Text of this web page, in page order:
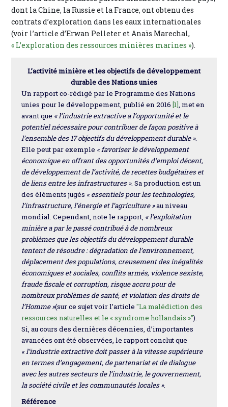
dont la Chine, la Russie et la France, ont obtenu des
contrats d’exploration dans les eaux internationales
(voir l’article d’Erwan Pelleter et Anaïs Marechal,
« L’exploration des ressources minières marines »).
L’activité minière et les objectifs de développement
durable des Nations unies
Un rapport co-rédigé par le Programme des Nations
unies pour le développement, publié en 2016 [1], met en
avant que « l’industrie extractive a l’opportunité et le
potentiel nécessaire pour contribuer de façon positive à
l’ensemble des 17 objectifs du développement durable ».
Elle peut par exemple « favoriser le développement
économique en offrant des opportunités d’emploi décent,
de développement de l’activité, de recettes budgétaires et
de liens entre les infrastructures ». Sa production est un
des éléments jugés « essentiels pour les technologies,
l’infrastructure, l’énergie et l’agriculture »au niveau
mondial. Cependant, note le rapport, « l’exploitation
minière a par le passé contribué à de nombreux
problèmes que les objectifs du développement durable
tentent de résoudre : dégradation de l’environnement,
déplacement des populations, creusement des inégalités
économiques et sociales, conflits armés, violence sexiste,
fraude fiscale et corruption, risque accru pour de
nombreux problèmes de santé, et violation des droits de
l’Homme »(sur ce sujet voir l’article"La malédiction des
ressources naturelles et le « syndrome hollandais »").
Si, au cours des dernières décennies, d’importantes
avancées ont été observées, le rapport conclut que
« l’industrie extractive doit passer à la vitesse supérieure
en termes d’engagement, de partenariat et de dialogue
avec les autres secteurs de l’industrie, le gouvernement,
la société civile et les communautés locales ».
Référence